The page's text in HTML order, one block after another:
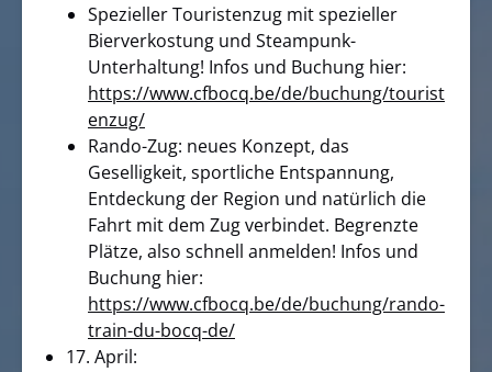
Spezieller Touristenzug mit spezieller
Bierverkostung und Steampunk-
Unterhaltung! Infos und Buchung hier:
https://www.cfbocq.be/de/buchung/tourist
enzug/
Rando-Zug: neues Konzept, das
Geselligkeit, sportliche Entspannung,
Entdeckung der Region und natürlich die
Fahrt mit dem Zug verbindet. Begrenzte
Plätze, also schnell anmelden! Infos und
Buchung hier:
https://www.cfbocq.be/de/buchung/rando-
train-du-bocq-de/
17. April: